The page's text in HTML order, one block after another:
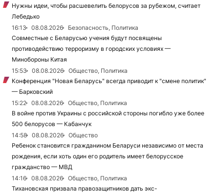
Нужны идеи, чтобы расшевелить белорусов за рубежом, считает
Лебедько
16:13
08.08.2026
Безопасность, Политика
Совместные с Беларусью учения будут посвящены
противодействию терроризму в городских условиях —
Минобороны Китая
15:53
08.08.2026
Общество, Политика
Конференция "Новая Беларусь" всегда приводит к "смене политик"
— Барковский
15:22
08.08.2026
Общество, Политика
В войне против Украины с российской стороны погибло уже более
500 белорусов — Кабанчук
14:58
08.08.2026
Общество
Ребенок становится гражданином Беларуси независимо от места
рождения, если хоть один его родитель имеет белорусское
гражданство — МВД
14:16
08.08.2026
Общество, Политика
Тихановская призвала правозащитников дать экс-